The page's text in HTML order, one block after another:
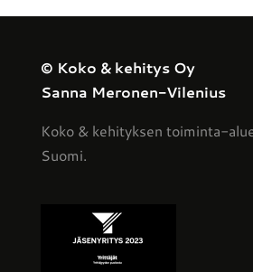
© Koko & kehitys Oy
Sanna Meronen-Vilenius
Koko & kehityksen toiminta-
Suomi.